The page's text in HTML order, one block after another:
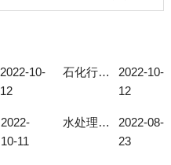
2022-10-
12
石化行业加药装置
2022-10-
12
2022-
10-11
水处理加药装置的作用
2022-08-
23